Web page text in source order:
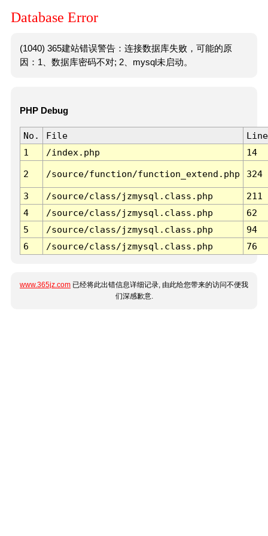
Database Error
(1040) 365建站错误警告：连接数据库失败，可能的原
因：1、数据库密码不对; 2、mysql未启动。
PHP Debug
No. File
Line
1
/index.php 14
2 /source/function/function_extend.php 324
3 /source/class/jzmysql.class.php
211
4
/source/class/jzmysql.class.php
62
5
/source/class/jzmysql.class.php
94
6
/source/class/jzmysql.class.php 76
www.365jz.com 已经将此出错信息详细记录, 由此给您带来的访问不便我
们深感歉意.